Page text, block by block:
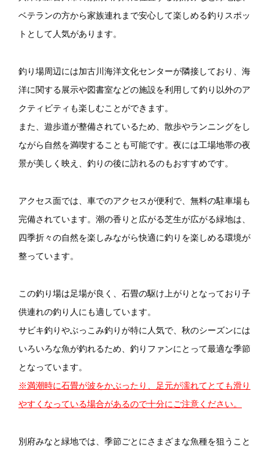
ベテランの方から家族連れまで安心して楽しめる釣りスポッ
トとして人気があります。
釣り場周辺には加古川海洋文化センターが隣接しており、海
洋に関する展示や図書室などの施設を利用して釣り以外のア
クティビティも楽しむことができます。
また、遊歩道が整備されているため、散歩やランニングをし
ながら自然を満喫することも可能です。夜には工場地帯の夜
景が美しく映え、釣りの後に訪れるのもおすすめです。
アクセス面では、車でのアクセスが便利で、無料の駐車場も
完備されています。潮の香りと広がる芝生が広がる緑地は、
四季折々の自然を楽しみながら快適に釣りを楽しめる環境が
整っています。
この釣り場は足場が良く、石畳の駆け上がりとなっており子
供連れの釣り人にも適しています。
サビキ釣りやぶっこみ釣りが特に人気で、秋のシーズンには
いろいろな魚が釣れるため、釣りファンにとって最適な季節
となっています。
※満潮時に石畳が波をかぶったり、足元が濡れてとても滑り
やすくなっている場合があるので十分にご注意ください。
別府みなと緑地では、季節ごとにさまざまな魚種を狙うこと